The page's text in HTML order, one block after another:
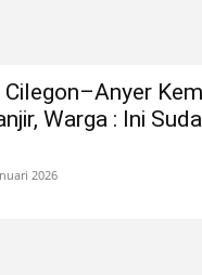
Warga : Ini
2026